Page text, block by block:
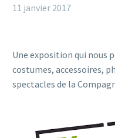
11 janvier 2017
Une exposition qui nous
costumes, accessoires,
spectacles de la